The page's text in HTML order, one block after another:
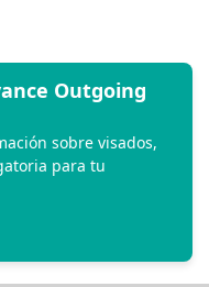
Outgoing
sobre visados,
para tu